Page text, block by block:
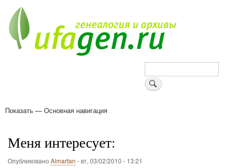
основному
содержанию
Поиск
Основная
Показать — Основная навигация
Меня интересует:
Опубликовано Almartan -вт, 03/02/2010 - 13:21